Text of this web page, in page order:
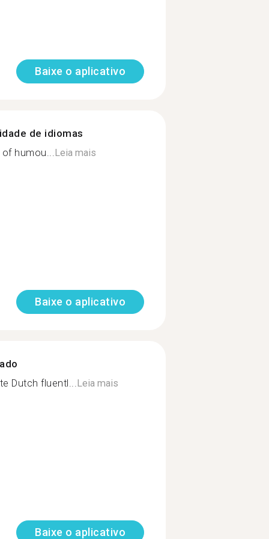
Baixe o aplicativo
de idiomas
humou...Leia mais
Baixe o aplicativo
Dutch fluentl...Leia mais
Baixe o aplicativo